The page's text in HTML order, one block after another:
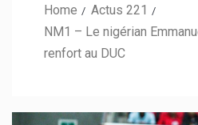
Home
Actus 221
NM1 – Le nigérian
renfort au DUC